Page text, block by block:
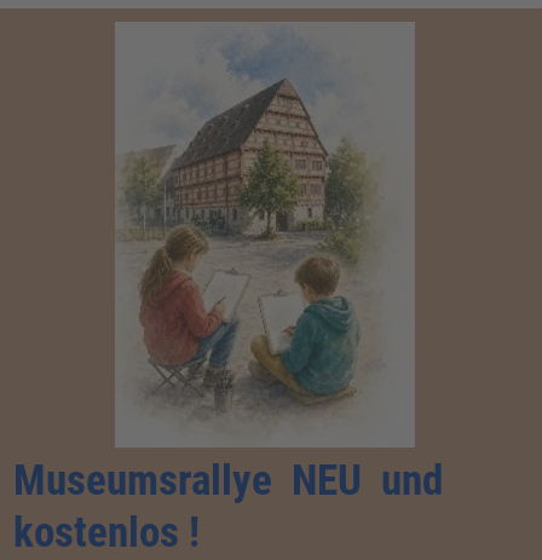
Museumsrallye NEU und
kostenlos !